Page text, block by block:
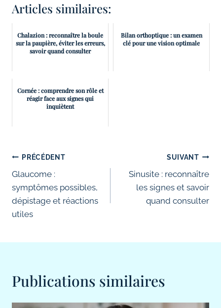
Articles similaires:
Chalazion : reconnaître la boule
sur la paupière, éviter les erreurs,
savoir quand consulter
Bilan orthoptique : un examen
clé pour une vision optimale
Cornée : comprendre son rôle et
réagir face aux signes qui
inquiètent
Navigation
de
l’article
PRÉCÉDENT
Glaucome :
symptômes possibles,
dépistage et réactions
utiles
SUIVANT
Sinusite : reconnaître
les signes et savoir
quand consulter
Publications similaires